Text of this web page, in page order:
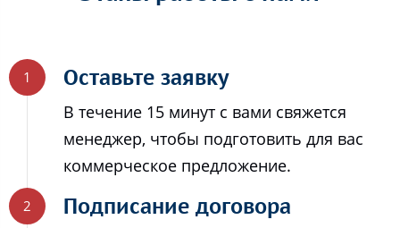
Оставьте заявку
В течение 15 минут с вами свяжется
менеджер, чтобы подготовить для вас
коммерческое предложение.
Подписание договора